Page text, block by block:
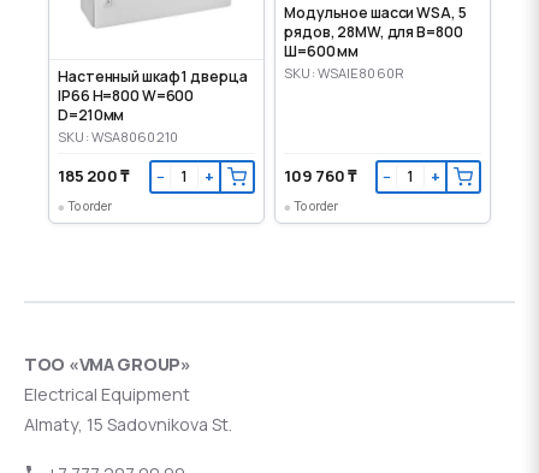
Настенный шкаф 1 дверца
IP66 H=800 W=600
D=210мм
SKU: WSA8060210
185 200 ₸ − +
To order
Модульное шасси WSA, 5
рядов, 28MW, для В=800
Ш=600 мм
SKU: WSAIE8060R
109 760 ₸ − +
To order
ТОО «VMA GROUP»
Electrical Equipment
Almaty, 15 Sadovnikova St.